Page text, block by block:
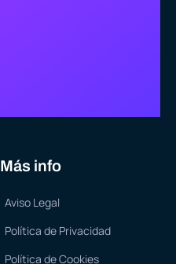
Más info
Aviso Legal
Política de Privacidad
Política de Cookies